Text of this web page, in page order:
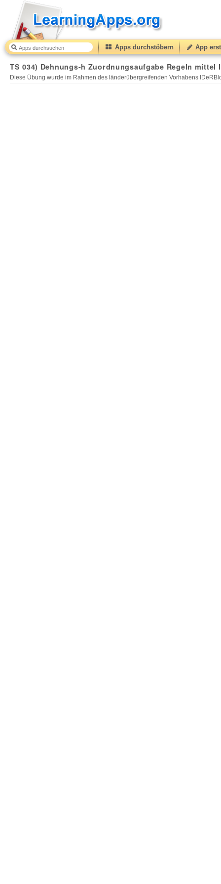
Apps durchstöbern App
TS 034) Dehnungs-h Zuordnungsaufgabe Regeln mittel
Diese Übung wurde im Rahmen des länderübergreifenden Vorhabens